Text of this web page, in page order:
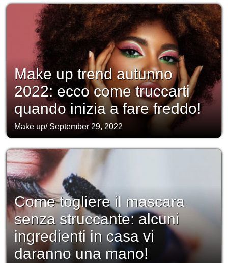
Make up trend autunno
2022: ecco come truccarti
quando inizia a fare freddo!
Make up/ September 29, 2022
Come togliere il mascara
senza struccante: alcuni
ingredienti in casa vi
daranno una mano!